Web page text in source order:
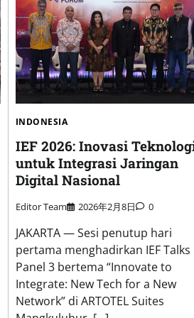
INDONESIA
IEF 2026: Inovasi
untuk Integrasi Jaringan
Digital Nasional
Editor Team 2026年2月8日 0
JAKARTA — Sesi penutup hari
pertama menghadirkan IEF Talks
Panel 3 bertema “Innovate to
Integrate: New Tech for a New
Network” di ARTOTEL Suites